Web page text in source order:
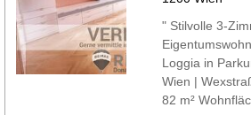
" Stilvolle 3-
Loggia in
Wien |
82 m²